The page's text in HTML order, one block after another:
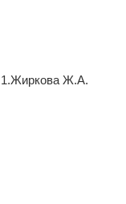
1.Жиркова Ж.А.